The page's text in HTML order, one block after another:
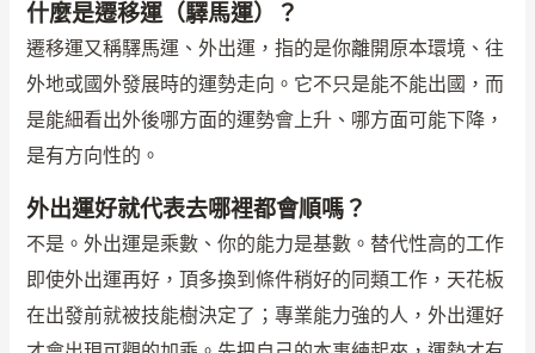
什麼是遷移運（驛馬運）？
遷移運又稱驛馬運、外出運，指的是你離開原本環境、往
外地或國外發展時的運勢走向。它不只是能不能出國，而
是能細看出外後哪方面的運勢會上升、哪方面可能下降，
是有方向性的。
外出運好就代表去哪裡都會順嗎？
不是。外出運是乘數、你的能力是基數。替代性高的工作
即使外出運再好，頂多換到條件稍好的同類工作，天花板
在出發前就被技能樹決定了；專業能力強的人，外出運好